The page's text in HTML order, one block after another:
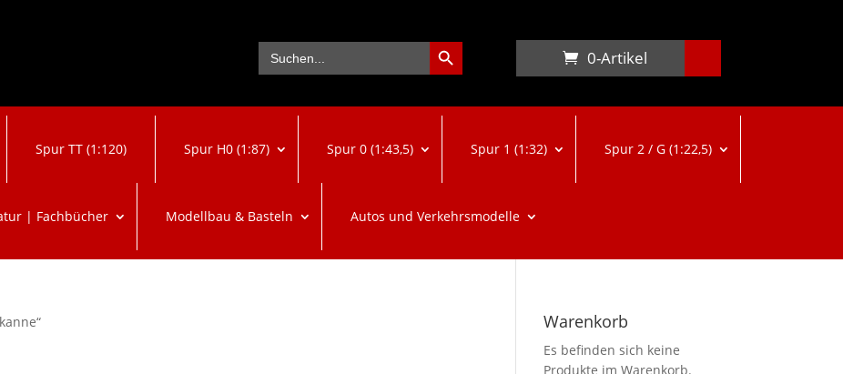
Search
for:
Search Button
0-Artikel
Spur TT (1:120) Spur H0 (1:87) Spur 0 (1:43,5) Spur 1 (1:32) Spur 2 / G (1:22,5)
| Fachbücher Modellbau & Basteln Autos und Verkehrsmodelle
Warenkorb
Es befinden sich keine
Produkte im Warenkorb.